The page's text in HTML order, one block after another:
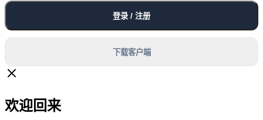
登录 / 注册
下载客户端
欢迎回来